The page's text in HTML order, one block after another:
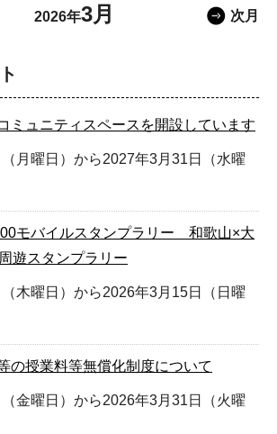
2026年3月 次月
ミュニティスペースを開設しています
月曜日）から2027年3月31日（水曜
モバイルスタンプラリー 和歌山×大
遊スタンプラリー
木曜日）から2026年3月15日（日曜
の授業料等無償化制度について
金曜日）から2026年3月31日（火曜